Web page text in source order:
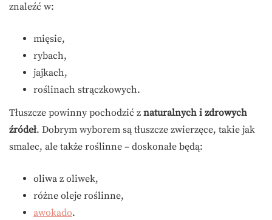
znaleźć w:
mięsie,
rybach,
jajkach,
roślinach strączkowych.
Tłuszcze powinny pochodzić z naturalnych i zdrowych
źródeł. Dobrym wyborem są tłuszcze zwierzęce, takie jak
smalec, ale także roślinne – doskonałe będą:
oliwa z oliwek,
różne oleje roślinne,
awokado.